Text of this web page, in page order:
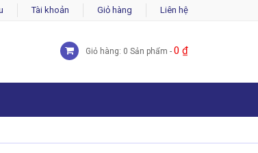
Tài khoản Giỏ hàng Liên hệ
Giỏ hàng: 0 Sản phẩm - 0 ₫